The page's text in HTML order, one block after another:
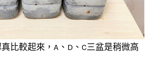
真比較起來，A、D、C三盆是稍微高